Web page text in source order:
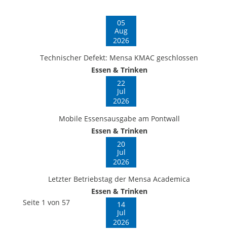
05
Aug
2026
Technischer Defekt: Mensa KMAC geschlossen
Essen & Trinken
22
Jul
2026
Mobile Essensausgabe am Pontwall
Essen & Trinken
20
Jul
2026
Letzter Betriebstag der Mensa Academica
Essen & Trinken
14
Jul
2026
Seite 1 von 57